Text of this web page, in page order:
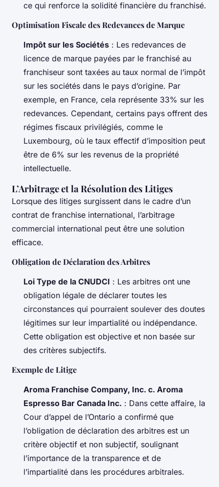
ce qui renforce la solidité financière du franchisé.
Optimisation Fiscale des Redevances de Marque
Impôt sur les Sociétés : Les redevances de
licence de marque payées par le franchisé au
franchiseur sont taxées au taux normal de l’impôt
sur les sociétés dans le pays d’origine. Par
exemple, en France, cela représente 33% sur les
redevances. Cependant, certains pays offrent des
régimes fiscaux privilégiés, comme le
Luxembourg, où le taux effectif d’imposition peut
être de 6% sur les revenus de la propriété
intellectuelle.
L’Arbitrage et la Résolution des Litiges
Lorsque des litiges surgissent dans le cadre d’un
contrat de franchise international, l’arbitrage
commercial international peut être une solution
efficace.
Obligation de Déclaration des Arbitres
Loi Type de la CNUDCI : Les arbitres ont une
obligation légale de déclarer toutes les
circonstances qui pourraient soulever des doutes
légitimes sur leur impartialité ou indépendance.
Cette obligation est objective et non basée sur
des critères subjectifs.
Exemple de Litige
Aroma Franchise Company, Inc. c. Aroma
Espresso Bar Canada Inc. : Dans cette affaire, la
Cour d’appel de l’Ontario a confirmé que
l’obligation de déclaration des arbitres est un
critère objectif et non subjectif, soulignant
l’importance de la transparence et de
l’impartialité dans les procédures arbitrales.